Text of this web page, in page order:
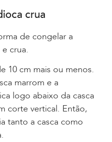
crua
de congelar a
crua.
10 cm mais ou menos.
marrom e a
logo abaixo da casca
corte vertical. Então,
tanto a casca como